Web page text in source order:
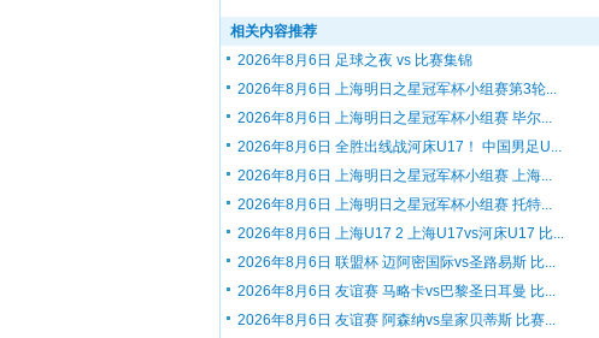
相关内容推荐
2026年8月6日 足球之夜 vs 比赛集锦
2026年8月6日 上海明日之星冠军杯小组赛第3轮...
2026年8月6日 上海明日之星冠军杯小组赛 毕尔...
2026年8月6日 全胜出线战河床U17！ 中国男足U...
2026年8月6日 上海明日之星冠军杯小组赛 上海...
2026年8月6日 上海明日之星冠军杯小组赛 托特...
2026年8月6日 上海U17 2 上海U17vs河床U17 比...
2026年8月6日 联盟杯 迈阿密国际vs圣路易斯 比...
2026年8月6日 友谊赛 马略卡vs巴黎圣日耳曼 比...
2026年8月6日 友谊赛 阿森纳vs皇家贝蒂斯 比赛...